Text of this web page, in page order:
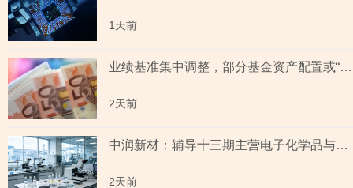
1天前
业绩基准集中调整，部分基金资产配置或“偏离”基准，最近一年末基金经理自持份额回落
2天前
中润新材：辅导十三期主营电子化学品与纳米材料 下游覆盖半导体与新能源电池赛道
2天前